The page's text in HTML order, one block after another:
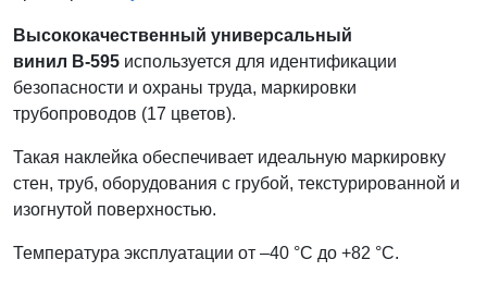
Высококачественный универсальный
винил В-595 используется для идентификации
безопасности и охраны труда, маркировки
трубопроводов (17 цветов).
Такая наклейка обеспечивает идеальную маркировку
стен, труб, оборудования с грубой, текстурированной и
изогнутой поверхностью.
Температура эксплуатации от –40 °C до +82 °С.